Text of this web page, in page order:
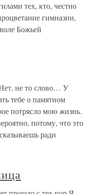
тех, кто, честно
гимназии,
Божьей
не то слово… У
тебе о памятном
потрясло мою жизнь.
потому, что это
ради